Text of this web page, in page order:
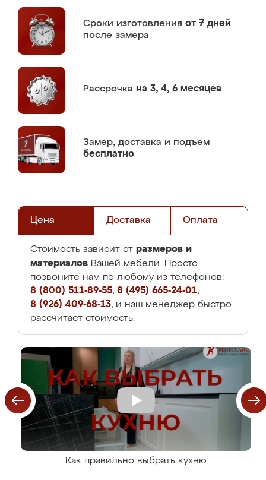
Сроки изготовления от 7 дней
после замера
Рассрочка на 3, 4, 6 месяцев
Замер, доставка и подъем
бесплатно
Цена Доставка Оплата
Стоимость зависит от размеров и
материалов Вашей мебели. Просто
позвоните нам по любому из телефонов:
8 (800) 511-89-55, 8 (495) 665-24-01,
8 (926) 409-68-13, и наш менеджер быстро
рассчитает стоимость.
Как правильно выбрать кухню